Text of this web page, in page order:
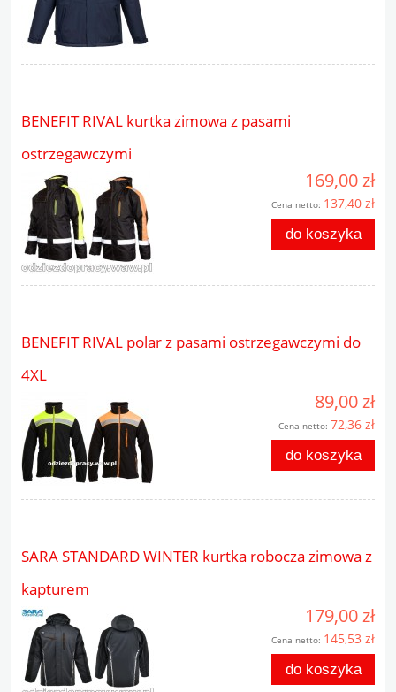
BENEFIT RIVAL kurtka zimowa z pasami
ostrzegawczymi
169,00 zł
Cena netto: 137,40 zł
do koszyka
BENEFIT RIVAL polar z pasami ostrzegawczymi do
4XL
89,00 zł
Cena netto: 72,36 zł
do koszyka
SARA STANDARD WINTER kurtka robocza zimowa z
kapturem
179,00 zł
Cena netto: 145,53 zł
do koszyka